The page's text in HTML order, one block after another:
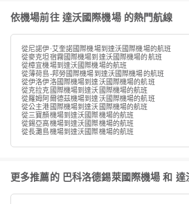
依機場前往 達沃國際機場 的熱門航線
從尼諾伊·艾奎諾國際機場到達沃國際機場的航班
從麥克坦宿霧國際機場到達沃國際機場的航班
從樟宜機場到達沃國際機場的航班
從薄荷島-邦勞國際機場到達沃國際機場的航班
從伊洛伊洛國際機場到達沃國際機場的航班
從克拉克國際機場到達沃國際機場的航班
從羅姆阿爾德茲機場到達沃國際機場的航班
從公主港國際機場到達沃國際機場的航班
從三寶顏機場到達沃國際機場的航班
從錫亞高機場到達沃國際機場的航班
從長灘島機場到達沃國際機場的航班
更多推薦的 巴科洛德錫萊國際機場 和 達